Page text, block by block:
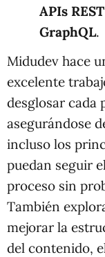
APIs
GraphQL.
Midudev hace
excelente
desglosar cada
asegurándose
incluso los
puedan seguir
proceso sin
También
mejorar la
del contenido,